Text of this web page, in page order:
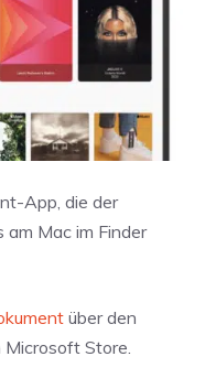
App, die der
Mac im Finder
über den
Microsoft Store.